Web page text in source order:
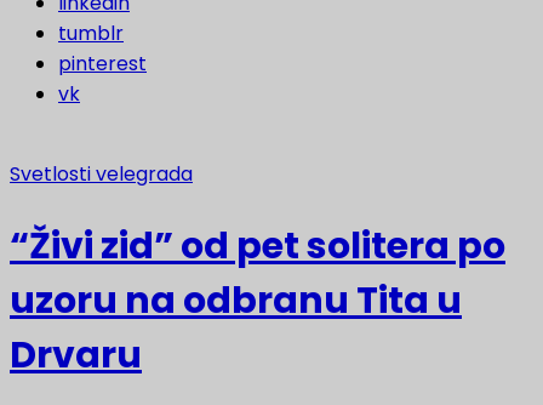
tumblr
pinterest
vk
Svetlosti velegrada
“Živi zid” od pet solitera po
uzoru na odbranu Tita u
Drvaru